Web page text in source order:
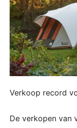
Verkoop record
De verkopen van